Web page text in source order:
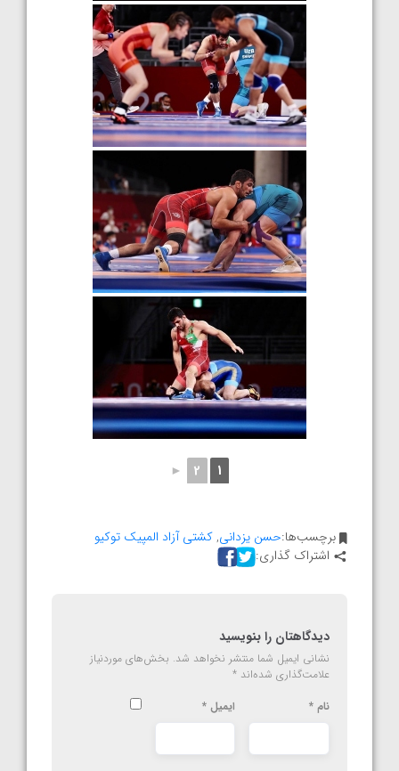
1
2
►
برچسب‌ها:حسن یزدانی,کشتی آزاد المپیک توکیو
اشتراک گذاری:
دیدگاهتان را بنویسید
نشانی ایمیل شما منتشر نخواهد شد. بخش‌های موردنیاز
علامت‌گذاری شده‌اند *
نام * ایمیل *